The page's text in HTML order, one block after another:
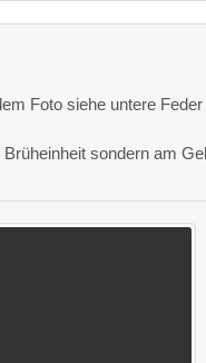
Foto siehe untere
sondern am